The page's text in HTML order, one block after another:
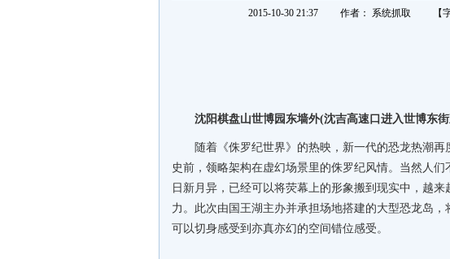
2015-10-30 21:37 作者： 系统抓取 【
沈阳棋盘山世博园东墙外(沈吉高速口进入世博东
随着《侏罗纪世界》的热映，新一代的恐龙热潮
史前，领略架构在虚幻场景里的侏罗纪风情。当然人
日新月异，已经可以将荧幕上的形象搬到现实中，越
力。此次由国王湖主办并承担场地搭建的大型恐龙岛
可以切身感受到亦真亦幻的空间错位感受。